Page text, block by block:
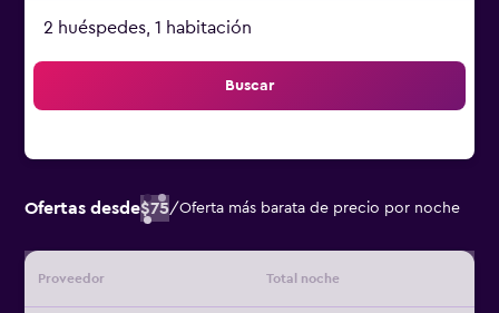
2 huéspedes, 1 habitación
Buscar
Ofertas desde$75/Oferta más barata de precio por noche
Proveedor Total noche